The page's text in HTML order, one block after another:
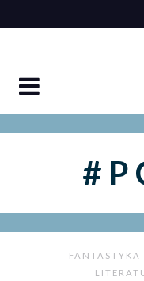
to
FANTASTYKA